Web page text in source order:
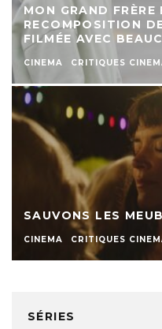
MON GRAND
RECOMPOSITION
FILMÉE AVEC
CINEMA CRITIQUES
SAUVONS LES
CINEMA CRITIQUES
SÉRIES